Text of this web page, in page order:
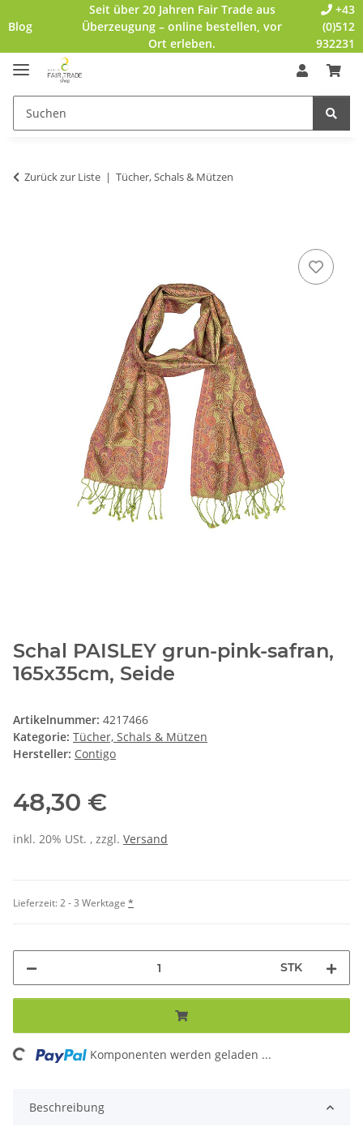
Blog
Seit über 20 Jahren Fair Trade aus
Überzeugung – online bestellen, vor
Ort erleben.
+43
(0)512
932231
Zurück zur Liste Tücher, Schals & Mützen
Schal PAISLEY grun-pink-safran,
165x35cm, Seide
Artikelnummer: 4217466
Kategorie: Tücher, Schals & Mützen
Hersteller: Contigo
48,30 €
inkl. 20% USt. , zzgl. Versand
Lieferzeit:2 - 3 Werktage *
STK
Komponenten werden geladen ...
Beschreibung